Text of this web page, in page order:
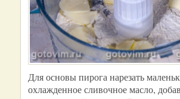
Для основы пирога нарезать
охлажденное сливочное масло,